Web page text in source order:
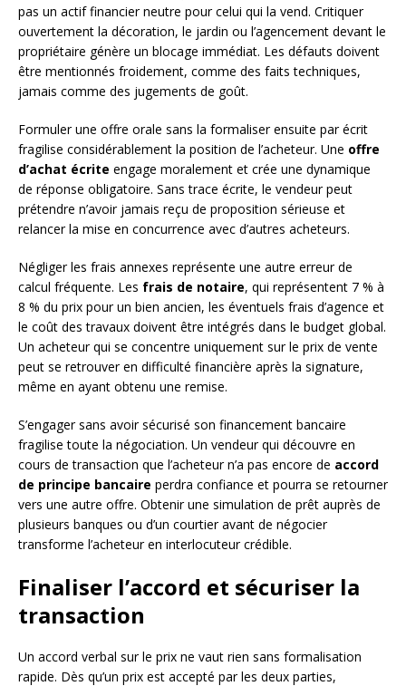
pas un actif financier neutre pour celui qui la vend. Critiquer
ouvertement la décoration, le jardin ou l’agencement devant le
propriétaire génère un blocage immédiat. Les défauts doivent
être mentionnés froidement, comme des faits techniques,
jamais comme des jugements de goût.
Formuler une offre orale sans la formaliser ensuite par écrit
fragilise considérablement la position de l’acheteur. Une offre
d’achat écrite engage moralement et crée une dynamique
de réponse obligatoire. Sans trace écrite, le vendeur peut
prétendre n’avoir jamais reçu de proposition sérieuse et
relancer la mise en concurrence avec d’autres acheteurs.
Négliger les frais annexes représente une autre erreur de
calcul fréquente. Les frais de notaire, qui représentent 7 % à
8 % du prix pour un bien ancien, les éventuels frais d’agence et
le coût des travaux doivent être intégrés dans le budget global.
Un acheteur qui se concentre uniquement sur le prix de vente
peut se retrouver en difficulté financière après la signature,
même en ayant obtenu une remise.
S’engager sans avoir sécurisé son financement bancaire
fragilise toute la négociation. Un vendeur qui découvre en
cours de transaction que l’acheteur n’a pas encore de accord
de principe bancaire perdra confiance et pourra se retourner
vers une autre offre. Obtenir une simulation de prêt auprès de
plusieurs banques ou d’un courtier avant de négocier
transforme l’acheteur en interlocuteur crédible.
Finaliser l’accord et sécuriser la
transaction
Un accord verbal sur le prix ne vaut rien sans formalisation
rapide. Dès qu’un prix est accepté par les deux parties,